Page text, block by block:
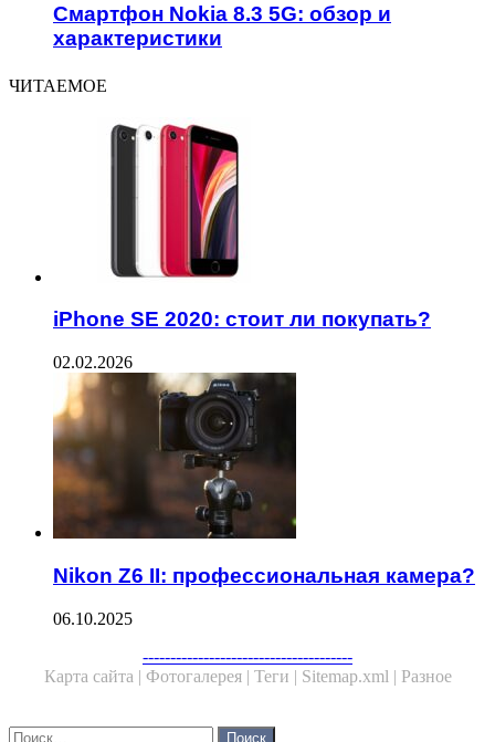
Смартфон Nokia 8.3 5G: обзор и
характеристики
ЧИТАЕМОЕ
iPhone SE 2020: стоит ли покупать?
02.02.2026
Nikon Z6 II: профессиональная камера?
06.10.2025
--------------------------------------
Карта сайта | Фотогалерея | Теги | Sitemap.xml | Разное
Close
Найти: